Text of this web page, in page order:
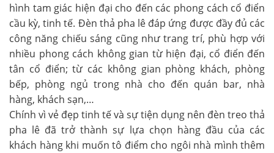
hình tam giác hiện đại cho đến các phong cách cổ điển
cầu kỳ, tinh tế. Đèn thả pha lê đáp ứng được đầy đủ các
công năng chiếu sáng cũng như trang trí, phù hợp với
nhiều phong cách không gian từ hiện đại, cổ điển đến
tân cổ điển; từ các không gian phòng khách, phòng
bếp, phòng ngủ trong nhà cho đến quán bar, nhà
hàng, khách sạn,…
Chính vì vẻ đẹp tinh tế và sự tiện dụng nên đèn treo thả
pha lê đã trở thành sự lựa chọn hàng đầu của các
khách hàng khi muốn tô điểm cho ngôi nhà mình thêm